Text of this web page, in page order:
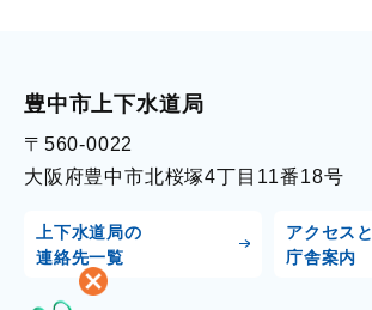
豊中市上下水道局
〒560-0022
大阪府豊中市北桜塚4丁目11番18号
上下水道局の
連絡先一覧
アクセスと
庁舎案内